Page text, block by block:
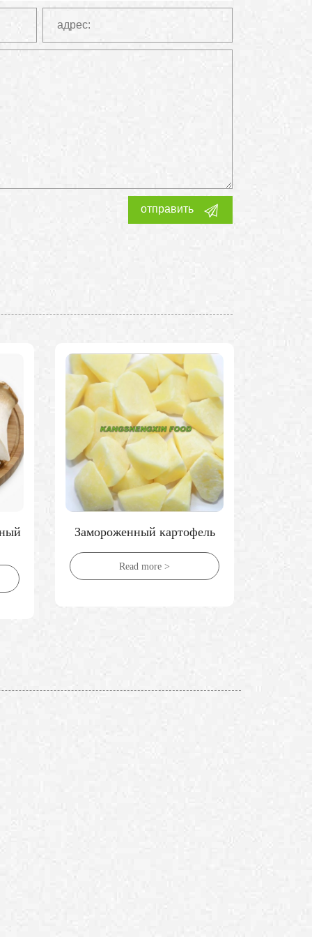
отправить
Замороженный картофель
Read more >